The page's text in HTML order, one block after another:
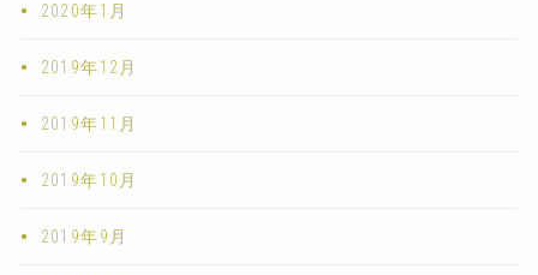
2020年1月
2019年12月
2019年11月
2019年10月
2019年9月